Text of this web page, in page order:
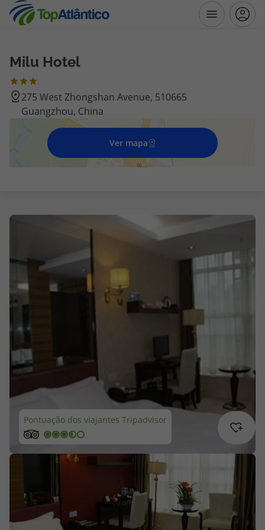
Destinos
Voos
Voos + Hotel
Escapadinhas
Cruzeiros
Especialistas
Cheque Viagem
Rede de Lojas
Blog TopViagens
Área de Cliente
Milu Hotel
275 West Zhongshan Avenue, 510665
Guangzhou, China
Ver mapa
Pontuação dos viajantes Tripadvisor